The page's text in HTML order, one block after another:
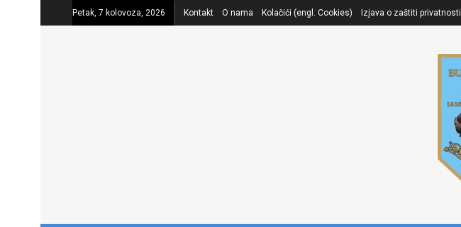
Petak, 7 kolovoza, 2026 Kontakt O nama Kolačići (engl. Cookies) Izjava o zaštiti privatnosti